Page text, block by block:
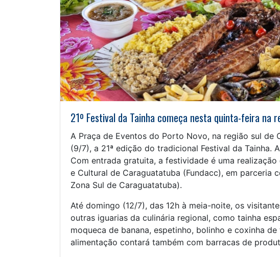
21º Festival da Tainha começa nesta quinta-feira na
A Praça de Eventos do Porto Novo, na região sul
(9/7), a 21ª edição do tradicional Festival da Tainha.
Com entrada gratuita, a festividade é uma
e Cultural de Caraguatatuba (Fundacc), em parceria
Zona Sul de Caraguatatuba).
Até domingo (12/7), das 12h à meia-noite, os
outras iguarias da culinária regional, como tainha
moqueca de banana, espetinho, bolinho e coxinha
alimentação contará também com barracas de